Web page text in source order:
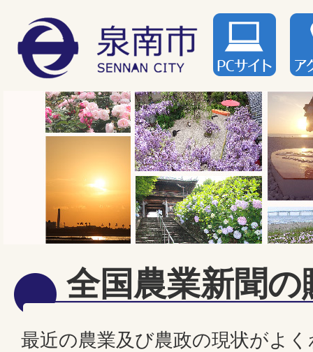
全国農業新聞の
最近の農業及び農政の現状がよ